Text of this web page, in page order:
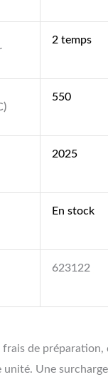
2 temps
550
2025
En stock
623122
frais de
Une